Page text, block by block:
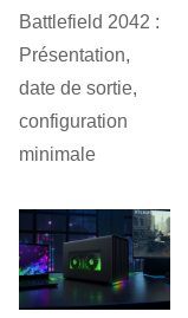
Battlefield 2042 :
Présentation,
date de sortie,
configuration
minimale